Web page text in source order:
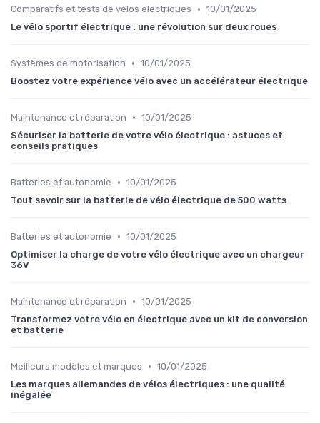
Comparatifs et tests de vélos électriques • 10/01/2025
Le vélo sportif électrique : une révolution sur deux roues
Systèmes de motorisation • 10/01/2025
Boostez votre expérience vélo avec un accélérateur électrique
Maintenance et réparation • 10/01/2025
Sécuriser la batterie de votre vélo électrique : astuces et
conseils pratiques
Batteries et autonomie • 10/01/2025
Tout savoir sur la batterie de vélo électrique de 500 watts
Batteries et autonomie • 10/01/2025
Optimiser la charge de votre vélo électrique avec un chargeur
36V
Maintenance et réparation • 10/01/2025
Transformez votre vélo en électrique avec un kit de conversion
et batterie
Meilleurs modèles et marques • 10/01/2025
Les marques allemandes de vélos électriques : une qualité
inégalée